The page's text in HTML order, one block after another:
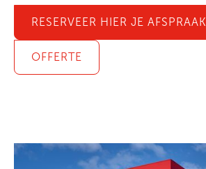
RESERVEER HIER JE AFSPRAAK
OFFERTE